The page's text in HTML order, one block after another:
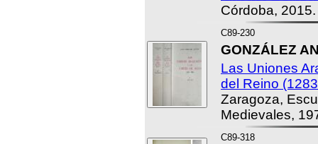
Córdoba, 2015.
C89-230
GONZÁLEZ
Las Uniones
del Reino
Zaragoza,
Medievales,
C89-318